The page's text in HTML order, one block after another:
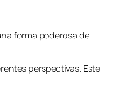
forma poderosa de
perspectivas. Este